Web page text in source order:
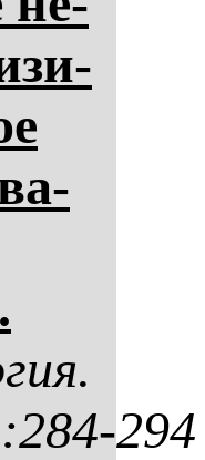
294